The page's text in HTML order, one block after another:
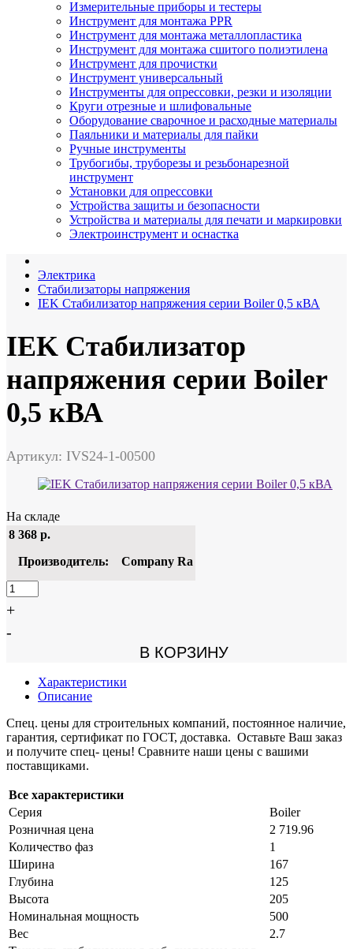
Измерительные приборы и тестеры
Инструмент для монтажа PPR
Инструмент для монтажа металлопластика
Инструмент для монтажа сшитого полиэтилена
Инструмент для прочистки
Инструмент универсальный
Инструменты для опрессовки, резки и изоляции
Круги отрезные и шлифовальные
Оборудование сварочное и расходные материалы
Паяльники и материалы для пайки
Ручные инструменты
Трубогибы, труборезы и резьбонарезной
инструмент
Установки для опрессовки
Устройства защиты и безопасности
Устройства и материалы для печати и маркировки
Электроинструмент и оснастка
Электрика
Стабилизаторы напряжения
IEK Стабилизатор напряжения серии Boiler 0,5 кВА
IEK Стабилизатор
напряжения серии Boiler
0,5 кВА
Артикул: IVS24-1-00500
На складе
8 368 р.
Производитель:
Company Ra
+
-
В КОРЗИНУ
Характеристики
Описание
Спец. цены для строительных компаний, постоянное наличие,
гарантия, сертификат по ГОСТ, доставка. Оставьте Ваш заказ
и получите спец- цены! Сравните наши цены с вашими
поставщиками.
Все характеристики
Серия
Boiler
Розничная цена
2 719.96
Количество фаз
1
Ширина
167
Глубина
125
Высота
205
Номинальная мощность
500
Вес
2.7